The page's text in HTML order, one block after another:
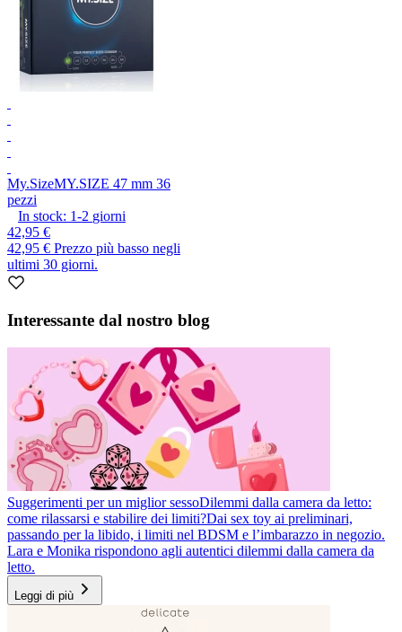
My.SizeMY.SIZE 47 mm 36
pezzi
In stock: 1-2 giorni
42,95 €
42,95 € Prezzo più basso negli
ultimi 30 giorni.
Interessante dal nostro blog
Suggerimenti per un miglior sessoDilemmi dalla camera da letto:
come rilassarsi e stabilire dei limiti?Dai sex toy ai preliminari,
passando per la libido, i limiti nel BDSM e l’imbarazzo in negozio.
Lara e Monika rispondono agli autentici dilemmi dalla camera da
letto.
Leggi di più